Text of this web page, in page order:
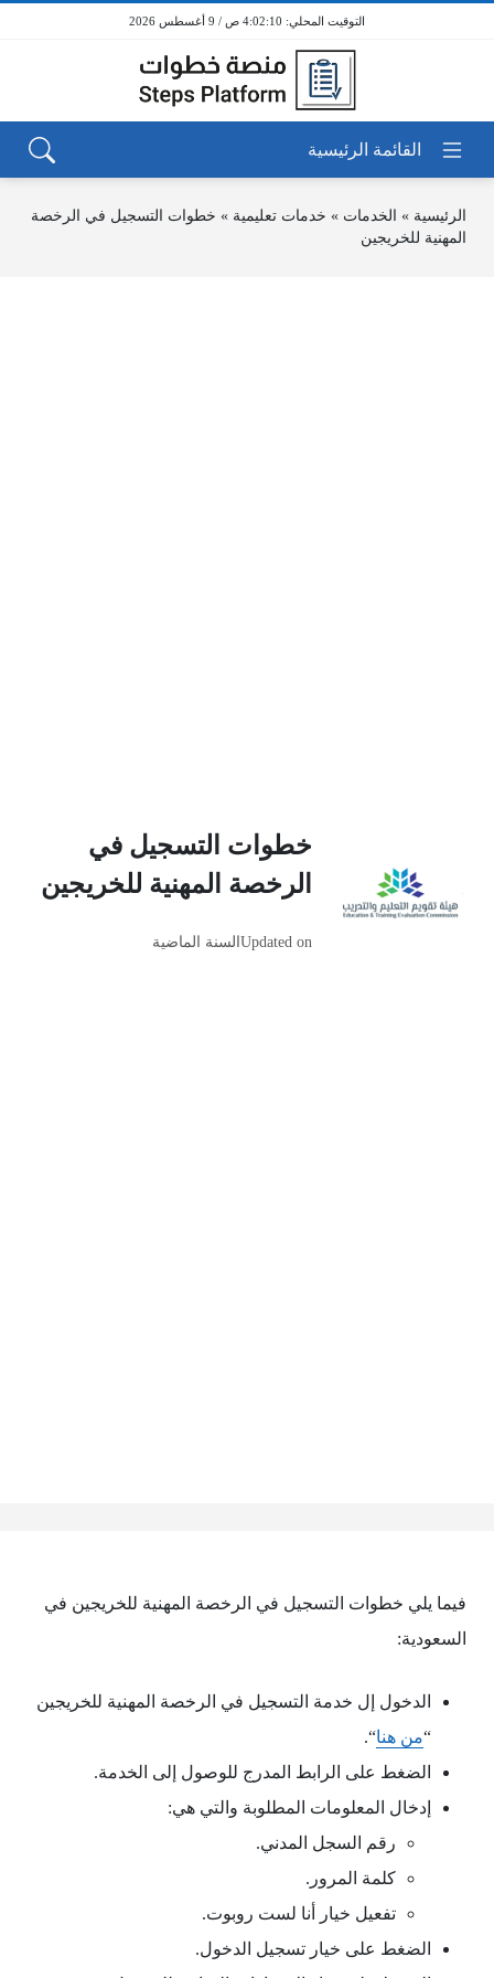
4:02:10 ص / 9 أغسطس 2026
الرئيسية » الخدمات » خدمات تعليمية » خطوات التسجيل في الرخصة
المهنية للخريجين
خطوات التسجيل في
الرخصة المهنية للخريجين
Updated onالسنة الماضية
فيما يلي خطوات التسجيل في الرخصة المهنية للخريجين في
السعودية:
الدخول إل خدمة التسجيل في الرخصة المهنية للخريجين
“من هنا“.
الضغط على الرابط المدرج للوصول إلى الخدمة.
إدخال المعلومات المطلوبة والتي هي:
رقم السجل المدني.
كلمة المرور.
تفعيل خيار أنا لست روبوت.
الضغط على خيار تسجيل الدخول.